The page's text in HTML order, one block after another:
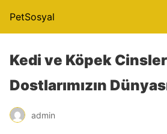
PetSosyal
Kedi ve Köpek
Dostlarımızın
admin